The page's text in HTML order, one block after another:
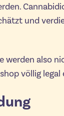
und
werden also
völlig legal